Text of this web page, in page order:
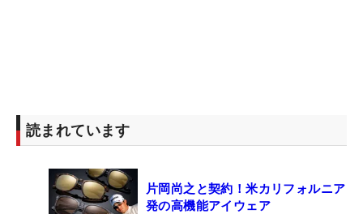
読まれています
片岡尚之と契約！米カリフォルニア
発の高機能アイウェア